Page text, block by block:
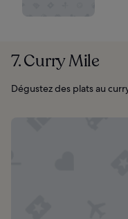
7. Curry Mile
Dégustez des plats au